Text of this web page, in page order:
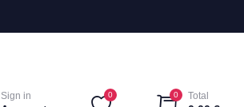
Sign in 0 0 Total